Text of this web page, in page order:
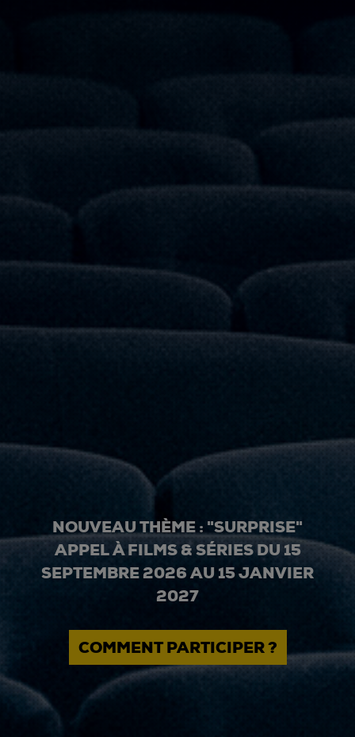
NOUVEAU THÈME : "SURPRISE"
APPEL À FILMS & SÉRIES DU 15
SEPTEMBRE 2026 AU 15 JANVIER
2027
COMMENT PARTICIPER ?